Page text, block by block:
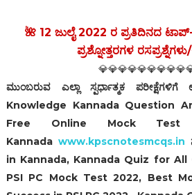
🌺 12 ಜುಲೈ 2022 ರ ಪ್ರತಿದಿನದ
ಪ್ರಶ್ನೋತ್ತರಗಳ
ಮುಂಬರುವ ಎಲ್ಲಾ ಸ್ಪರ್ಧಾತ್ಮಕ
Knowledge Kannada Question
Free Online Mock
Kannada www.kpscnotesmcqs.in
in Kannada, Kannada Quiz for All
PSI PC Mock Test 2022, Best